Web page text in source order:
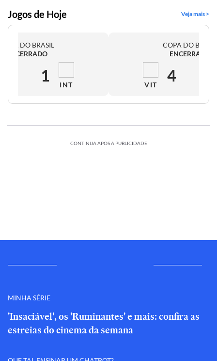
Jogos de Hoje Veja mais >
DO BRASIL
ENCERRADO
1 INT
COPA DO
ENCERRADO
VIT 4
CONTINUA APÓS A PUBLICIDADE
MINHA SÉRIE
'Insaciável', os 'Ruminantes' e mais: confira as
estreias do cinema da semana